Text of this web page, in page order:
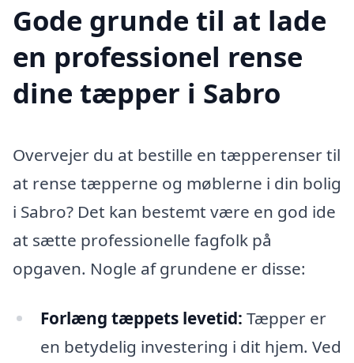
Gode grunde til at lade
en professionel rense
dine tæpper i Sabro
Overvejer du at bestille en tæpperenser til
at rense tæpperne og møblerne i din bolig
i Sabro? Det kan bestemt være en god ide
at sætte professionelle fagfolk på
opgaven. Nogle af grundene er disse:
Forlæng tæppets levetid: Tæpper er
en betydelig investering i dit hjem. Ved